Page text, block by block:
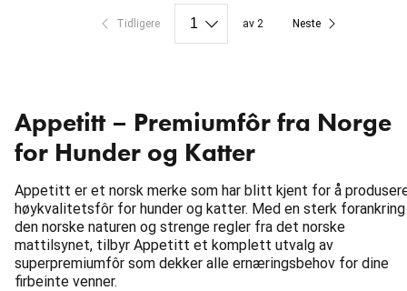
Tidligere av 2 Neste
Appetitt – Premiumfôr fra Norge
for Hunder og Katter
Appetitt er et norsk merke som har blitt kjent for å
høykvalitetsfôr for hunder og katter. Med en sterk
den norske naturen og strenge regler fra det norske
mattilsynet, tilbyr Appetitt et komplett utvalg av
superpremiumfôr som dekker alle ernæringsbehov for dine
firbeinte venner.